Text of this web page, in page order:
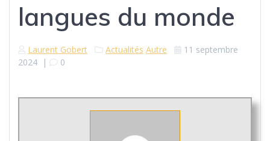
langues du monde
Laurent Gobert Actualités Autre
11 septembre
2024 | 0